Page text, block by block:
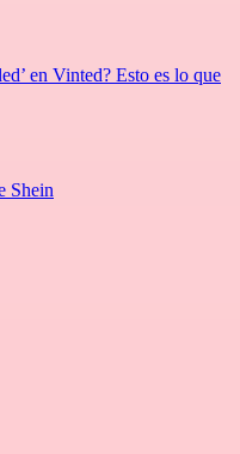
en Vinted? Esto es lo que
Shein